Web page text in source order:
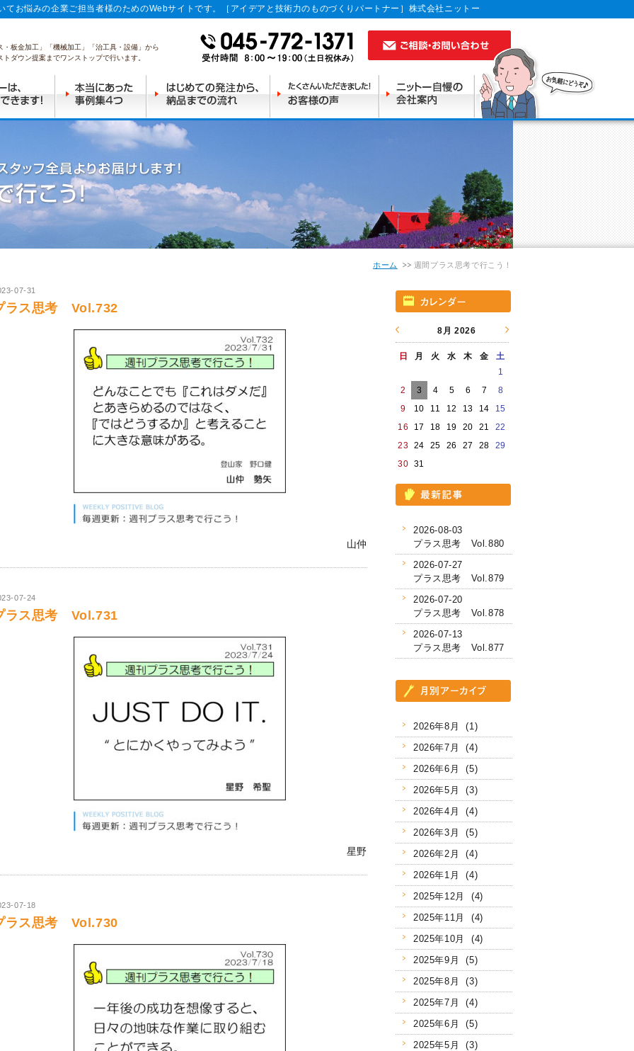
てお悩みの企業ご担当者様のためのWebサイトです。［アイデアと技術力のものづくりパートナー］株式会社ニットー
・板金加工」「機械加工」「治工具・設備」から
ダウン提案までワンストップで行います。
ホーム 週間プラス思考で行こう！
07-31
ラス思考 Vol.732
山仲
07-24
ラス思考 Vol.731
星野
07-18
ラス思考 Vol.730
8月 2026
日 月 火 水 木 金
土
1
2
3 4 5 6 7
8
9
10 11 12 13 14
15
16
17 18 19 20 21
22
23 24 25 26 27 28
29
30 31
2026-08-03
プラス思考 Vol.880
2026-07-27
プラス思考 Vol.879
2026-07-20
プラス思考 Vol.878
2026-07-13
プラス思考 Vol.877
2026年8月 (1)
2026年7月 (4)
2026年6月 (5)
2026年5月 (3)
2026年4月 (4)
2026年3月 (5)
2026年2月 (4)
2026年1月 (4)
2025年12月 (4)
2025年11月 (4)
2025年10月 (4)
2025年9月 (5)
2025年8月 (3)
2025年7月 (4)
2025年6月 (5)
2025年5月 (3)